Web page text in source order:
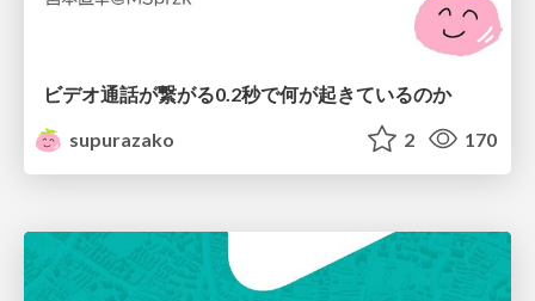
ビデオ通話が繋がる0.2秒で何が起きているのか
supurazako
2 170